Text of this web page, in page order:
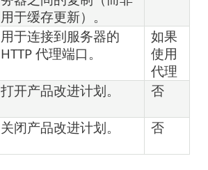
用于缓存更新）。
用于连接到服务器的
HTTP 代理端口。
如果
使用
代理
打开产品改进计划。 否
关闭产品改进计划。 否